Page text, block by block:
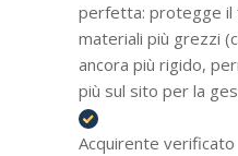
perfetta: protegge il
materiali più grezzi
ancora più rigido,
più sul sito per la
Acquirente verificato